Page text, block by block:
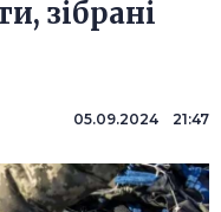
зібрані
05.09.2024 21:47